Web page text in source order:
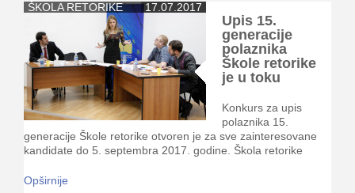
ŠKOLA RETORIKE 17.07.2017
Upis 15.
generacije
polaznika
Škole retorike
je u toku
Konkurs za upis
polaznika 15.
generacije Škole retorike otvoren je za sve zainteresovane
kandidate do 5. septembra 2017. godine. Škola retorike
Opširnije